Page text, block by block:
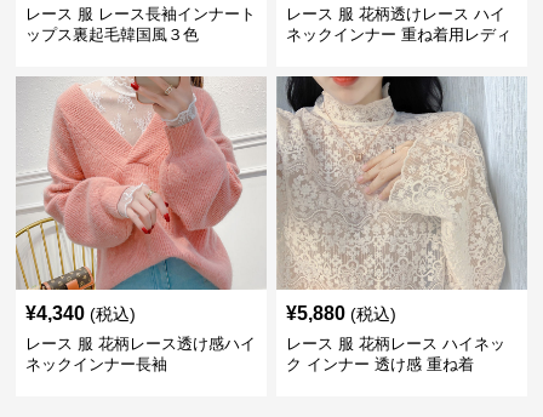
レース 服 レース長袖インナート
ップス裏起毛韓国風３色
レース 服 花柄透けレース ハイ
ネックインナー 重ね着用レディ
¥4,340 (税込)
レース 服 花柄レース透け感ハイ
ネックインナー長袖
¥5,880 (税込)
レース 服 花柄レース ハイネッ
ク インナー 透け感 重ね着